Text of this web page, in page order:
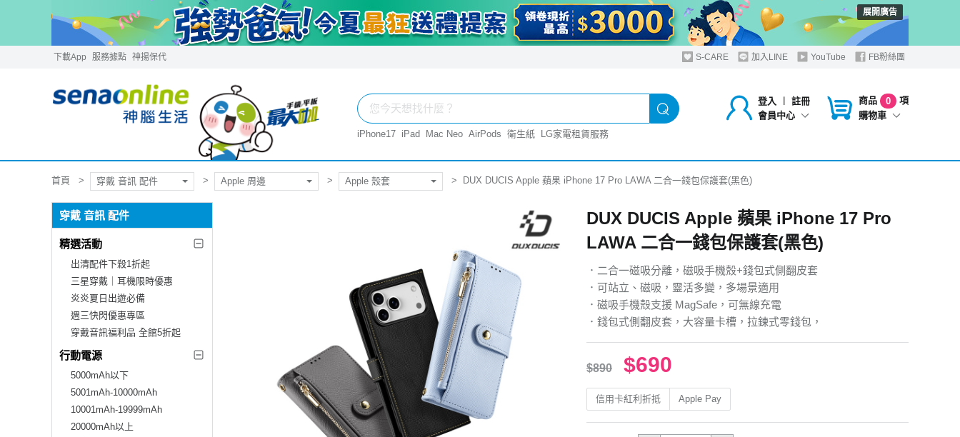
展開廣告
下載App 服務據點 神揚保代 S-CARE 加入LINE YouTube FB粉絲團
登入 ︱
註冊
會員中心
商品 0
項
購物車
iPhone17 iPad Mac Neo AirPods 衛生紙 LG家電租賃服務
首頁 穿戴 音訊 配件 Apple 周邊 Apple 殼套 DUX DUCIS Apple 蘋果 iPhone 17 Pro LAWA 二合一錢包保護套(黑色)
穿戴 音訊 配件
精選活動
出清配件下殺1折起
三星穿戴｜耳機限時優惠
炎炎夏日出遊必備
週三快閃優惠專區
穿戴音訊福利品 全館5折起
行動電源
5000mAh以下
5001mAh-10000mAh
10001mAh-19999mAh
20000mAh以上
DUX DUCIS Apple 蘋果 iPhone 17 Pro
LAWA 二合一錢包保護套(黑色)
．二合一磁吸分離，磁吸手機殼+錢包式側翻皮套
．可站立、磁吸，靈活多變，多場景適用
．磁吸手機殼支援 MagSafe，可無線充電
．錢包式側翻皮套，大容量卡槽，拉鍊式零錢包，
$890 $690
信用卡紅利折抵 Apple Pay